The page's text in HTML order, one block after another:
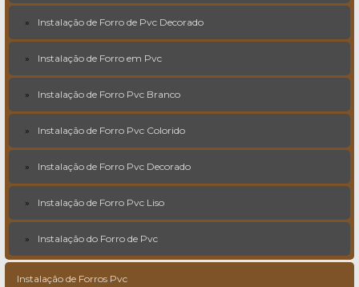
Instalação de Forro de Pvc Decorado
Instalação de Forro em Pvc
Instalação de Forro Pvc Branco
Instalação de Forro Pvc Colorido
Instalação de Forro Pvc Decorado
Instalação de Forro Pvc Liso
Instalação do Forro de Pvc
Instalação de Forros Pvc